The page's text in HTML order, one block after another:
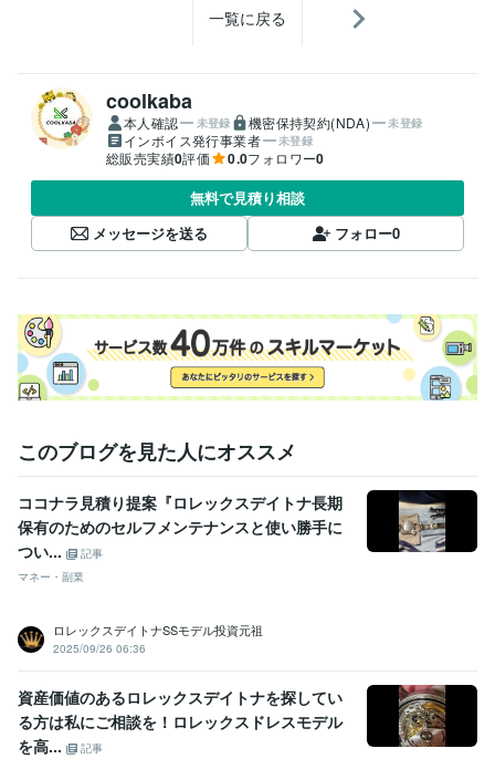
一覧に戻る
coolkaba
本人確認 未登録 機密保持契約(NDA) 未登録
インボイス発行事業者 未登録
総販売実績0評価 0.0フォロワー0
無料で見積り相談
メッセージを送る
フォロー0
このブログを見た人にオススメ
ココナラ見積り提案『ロレックスデイトナ長期
保有のためのセルフメンテナンスと使い勝手に
つい...
記事
マネー・副業
ロレックスデイトナSSモデル投資元祖
2025/09/26 06:36
資産価値のあるロレックスデイトナを探してい
る方は私にご相談を！ロレックスドレスモデル
を高...
記事